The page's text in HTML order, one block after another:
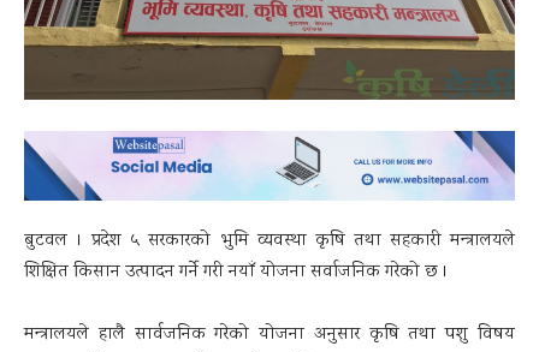
बुटवल । प्रदेश ५ सरकारको भुमि व्यवस्था कृषि तथा सहकारी मन्त्रालयले
शिक्षित किसान उत्पादन गर्ने गरी नयाँ योजना सर्वाजनिक गरेको छ ।
मन्त्रालयले हालै सार्वजनिक गरेको योजना अनुसार कृषि तथा पशु विषय